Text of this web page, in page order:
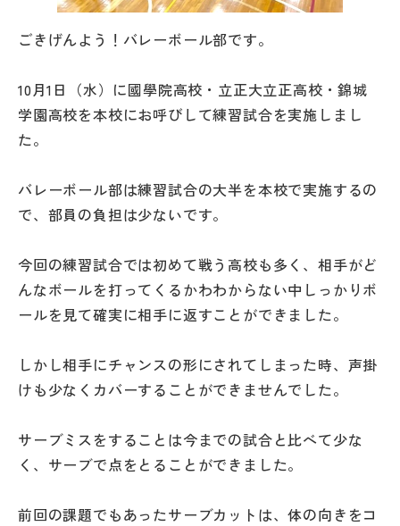
学校HP最新情報
特集
その他
個人情報保護方針
サイトマップ
ごきげんよう！バレーボール部です。
10月1日（水）に國學院高校・立正大立正高校・錦城
学園高校を本校にお呼びして練習試合を実施しまし
た。
バレーボール部は練習試合の大半を本校で実施するの
で、部員の負担は少ないです。
今回の練習試合では初めて戦う高校も多く、相手がど
んなボールを打ってくるかわわからない中しっかりボ
ールを見て確実に相手に返すことができました。
しかし相手にチャンスの形にされてしまった時、声掛
けも少なくカバーすることができませんでした。
サーブミスをすることは今までの試合と比べて少な
く、サーブで点をとることができました。
前回の課題でもあったサーブカットは、体の向きをコ